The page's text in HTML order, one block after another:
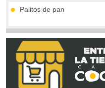
Palitos de pan
Compota de mango